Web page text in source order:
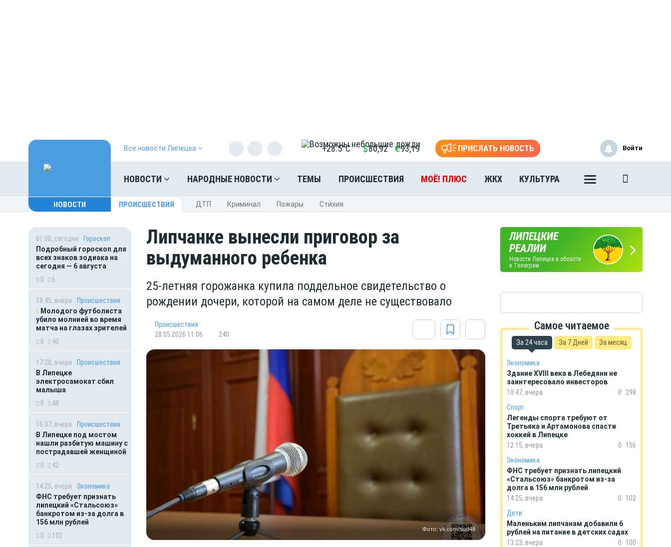
Все новости Липецка +28.5°C 80,92 93,19 ПРИСЛАТЬ НОВОСТЬ
НОВОСТИ НАРОДНЫЕ НОВОСТИ ТЕМЫ ПРОИСШЕСТВИЯ МОЁ! ПЛЮС ЖКХ КУЛЬТУРА
Войти
НОВОСТИ ПРОИСШЕСТВИЯ ДТП Криминал Пожары Стихия
01:00, сегодня
Гороскоп
Подробный гороскоп для
всех знаков зодиака на
сегодня — 6 августа
0
6
18:45, вчера
Происшествия
Молодого футболиста
убило молнией во время
матча на глазах зрителей
0
40
17:20, вчера
Происшествия
В Липецке
электросамокат сбил
малыша
0
48
16:37, вчера
Происшествия
В Липецке под мостом
нашли разбитую машину с
пострадавшей женщиной
0
42
14:25, вчера
Экономика
ФНС требует признать
липецкий «Стальсоюз»
банкротом из-за долга в
156 млн рублей
0
102
Липчанке вынесли приговор за
выдуманного ребенка
25-летняя горожанка купила поддельное свидетельство о
рождении дочери, которой на самом деле не существовало
Происшествия
28.05.2026 11:06
240
Фото: vk.com/sud48
ЛИПЕЦКИЕ
РЕАЛИИ
Новости Липецка и области
в Телеграм
ПОГОДА
В ЛИПЕЦКЕ
ГОРОСКОП
НА КАЖДЫЙ ДЕНЬ
Самое читаемое
За 24 часа За 7 Дней За месяц
Экономика
Здание XVIII века в Лебедяни не
заинтересовало инвесторов
10:47, вчера
0
298
Спорт
Легенды спорта требуют от
Третьяка и Артамонова спасти
хоккей в Липецке
12:15, вчера
0
156
Экономика
ФНС требует признать липецкий
«Стальсоюз» банкротом из-за
долга в 156 млн рублей
14:25, вчера
0
102
Дети
Маленьким липчанам добавили 6
рублей на питание в детских садах
13:23, вчера
0
100